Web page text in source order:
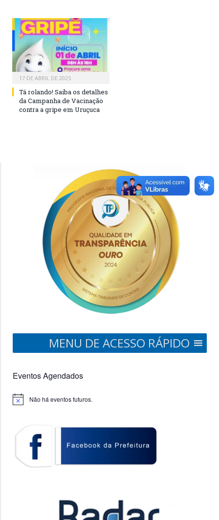
17 DE ABRIL DE 2025
Tá rolando! Saiba os detalhes
da Campanha de Vacinação
contra a gripe em Uruçuca
MENU DE ACESSO RÁPIDO
Eventos Agendados
Notice Não há eventos futuros.